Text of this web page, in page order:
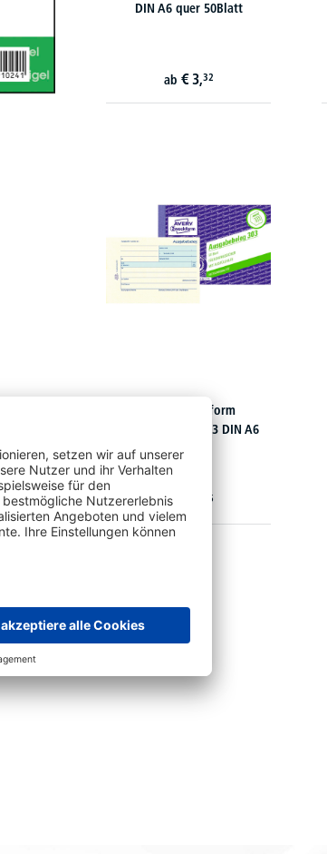
DIN A6 quer 50Blatt
ab € 3,32
Avery Zweckform
Ausgabebeleg 303 DIN A6
quer
ab 05